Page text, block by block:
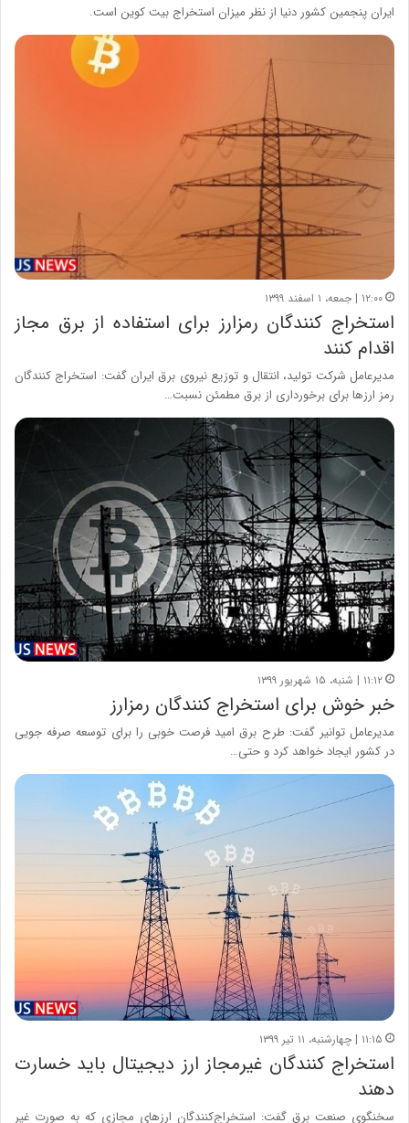
ایران پنجمین کشور دنیا از نظر میزان استخراج بیت کوین است.
۱۲:۰۰ | جمعه، ۱ اسفند ۱۳۹۹
استخراج کنندگان رمزارز برای استفاده از برق مجاز
اقدام کنند
مدیرعامل شرکت تولید، انتقال و توزیع نیروی برق ایران گفت: استخراج کنندگان
رمز ارزها برای برخورداری از برق مطمئن نسبت…
۱۱:۱۲ | شنبه، ۱۵ شهریور ۱۳۹۹
خبر خوش برای استخراج کنندگان رمزارز
مدیرعامل توانیر گفت: طرح برق امید فرصت خوبی را برای توسعه صرفه جویی
در کشور ایجاد خواهد کرد و حتی…
۱۱:۱۵ | چهارشنبه، ۱۱ تیر ۱۳۹۹
استخراج کنندگان غیرمجاز ارز دیجیتال باید خسارت
دهند
سخنگوی صنعت برق گفت: استخراج‌کنندگان ارزهای مجازی که به صورت غیر